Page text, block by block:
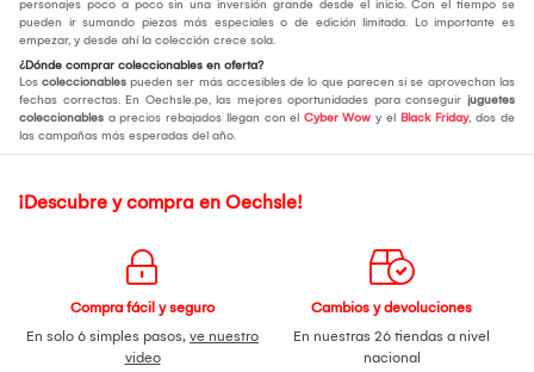
personajes poco a poco sin una inversión grande desde el inicio. Con el tiempo se
pueden ir sumando piezas más especiales o de edición limitada. Lo importante es
empezar, y desde ahí la colección crece sola.
¿Dónde comprar coleccionables en oferta?
Los coleccionables pueden ser más accesibles de lo que parecen si se aprovechan las
fechas correctas. En Oechsle.pe, las mejores oportunidades para conseguir juguetes
coleccionables a precios rebajados llegan con el Cyber Wow y el Black Friday, dos de
las campañas más esperadas del año.
¡Descubre y compra en Oechsle!
Compra fácil y seguro
En solo 6 simples pasos, ve nuestro
video
Cambios y devoluciones
En nuestras 26 tiendas a nivel
nacional